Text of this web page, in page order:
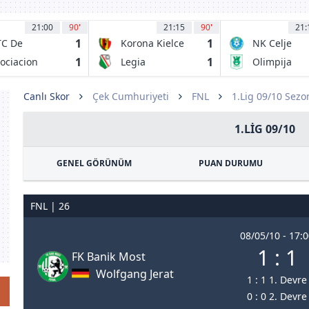
21:00 90'
De
1
1
21:15 90'
Korona Kielce 1
Legia
1
NK Celje
Olimpija
Canlı Skor Çek Cumhuriyeti FNL 1.Lig 09/10
1.LIG 09/10
GENEL GÖRÜNÜM PUAN DURUMU
FNL | 26
FK Banik Most
Wolfgang Jerat
08/05/10 -
1 : 1
1 : 1 1. Devre
0 : 0 2. Devre